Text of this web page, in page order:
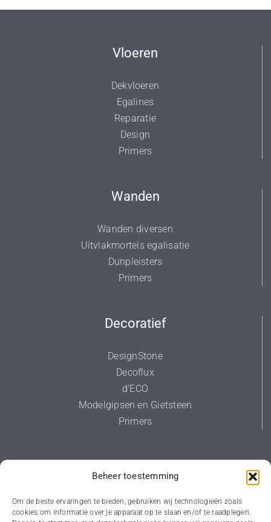
Beheer toestemming
Om de beste ervaringen te bieden, gebruiken wij technologieën zoals
cookies om informatie over je apparaat op te slaan en/of te raadplegen.
Vloeren
Dekvloeren
Egalines
Reparatie
Design
Primers
Wanden
Wanden diversen
Uitvlakmortels egalisatie
Dunpleisters
Primers
Decoratief
DesignStone
Decoflux
d’ECO
Modelgipsen en Gietsteen
Primers
Primers
Voorstrijk